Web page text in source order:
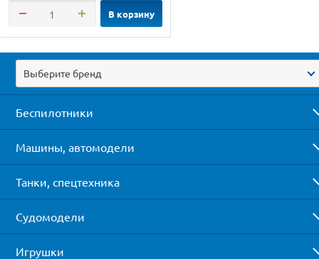
В корзину
Выберите бренд
Беспилотники
Машины, автомодели
Танки, спецтехника
Судомодели
Игрушки